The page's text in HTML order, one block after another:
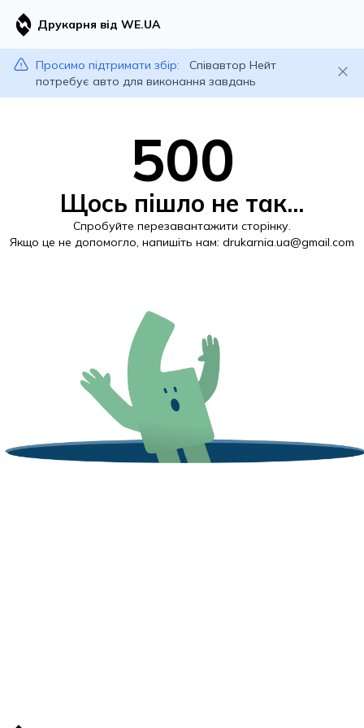
Друкарня від WE.UA
Просимо підтримати збір:
Співавтор Нейт
потребує авто для виконання завдань
500
Щось пішло не так...
Спробуйте перезавантажити сторінку.
Якщо це не допомогло, напишіть нам: drukarnia.ua@gmail.com